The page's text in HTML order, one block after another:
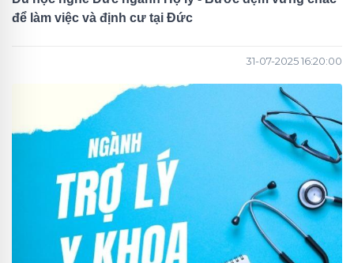
để làm việc và định cư tại Đức
31-07-2025 16:20:00